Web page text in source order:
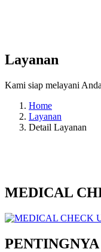
Layanan
Kami siap melayani Anda
Home
Layanan
Detail Layanan
MEDICAL